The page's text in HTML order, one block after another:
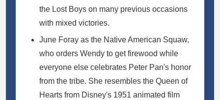
the Lost Boys on many previous occasions
with mixed victories.
June Foray as the Native American Squaw,
who orders Wendy to get firewood while
everyone else celebrates Peter Pan's honor
from the tribe. She resembles the Queen of
Hearts from Disney's 1951 animated film